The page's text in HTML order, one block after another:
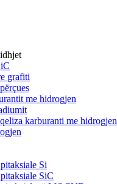
grafiti
me hidrogjen
karburanti me hidrogjen
Si
SiC